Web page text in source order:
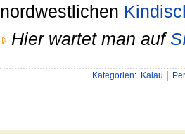
nordwestlichen
Hier wartet man auf
Kategorien: Kalau